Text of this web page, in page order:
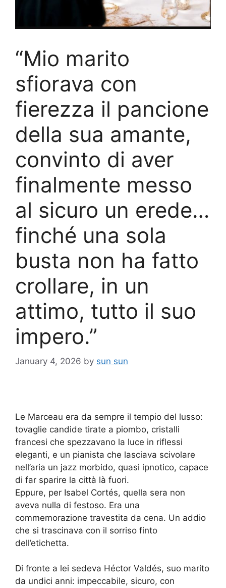
“Mio marito
sfiorava con
fierezza il pancione
della sua amante,
convinto di aver
finalmente messo
al sicuro un erede…
finché una sola
busta non ha fatto
crollare, in un
attimo, tutto il suo
impero.”
January 4, 2026 by sun sun
Le Marceau era da sempre il tempio del lusso:
tovaglie candide tirate a piombo, cristalli
francesi che spezzavano la luce in riflessi
eleganti, e un pianista che lasciava scivolare
nell’aria un jazz morbido, quasi ipnotico, capace
di far sparire la città là fuori.
Eppure, per Isabel Cortés, quella sera non
aveva nulla di festoso. Era una
commemorazione travestita da cena. Un addio
che si trascinava con il sorriso finto
dell’etichetta.
Di fronte a lei sedeva Héctor Valdés, suo marito
da undici anni: impeccabile, sicuro, con